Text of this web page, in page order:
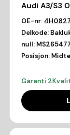
Audi A3/S3
OE-nr:
Delkode:
null: MS265477
Posisjon:
Garanti 2